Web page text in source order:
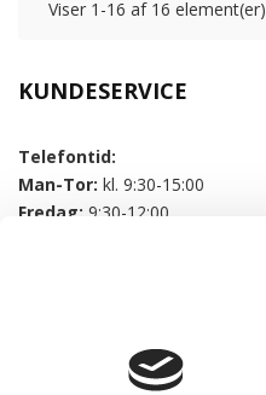
Viser 1-16 af 16 element(er)
KUNDESERVICE
Telefontid:
Man-Tor: kl. 9:30-15:00
Fredag: 9:30-12:00